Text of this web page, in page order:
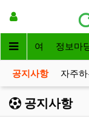
전거대여 정보마
공지사항 자주
공지사항